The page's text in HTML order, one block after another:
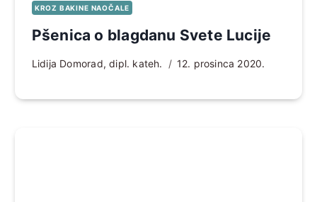
KROZ BAKINE NAOČALE
Pšenica o blagdanu Svete Lucije
Lidija Domorad, dipl. kateh. 12. prosinca 2020.